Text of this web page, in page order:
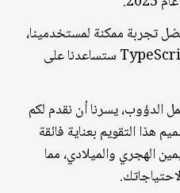
تجربة ممكنة لمستخدمينا،
ونثق أن تقنية Next.js و TypeScript ستساعدنا على
من العمل الدؤوب، يسرنا أن نقدم لكم
هذا التقويم بعناية فائقة
الهجري والميلادي، مما